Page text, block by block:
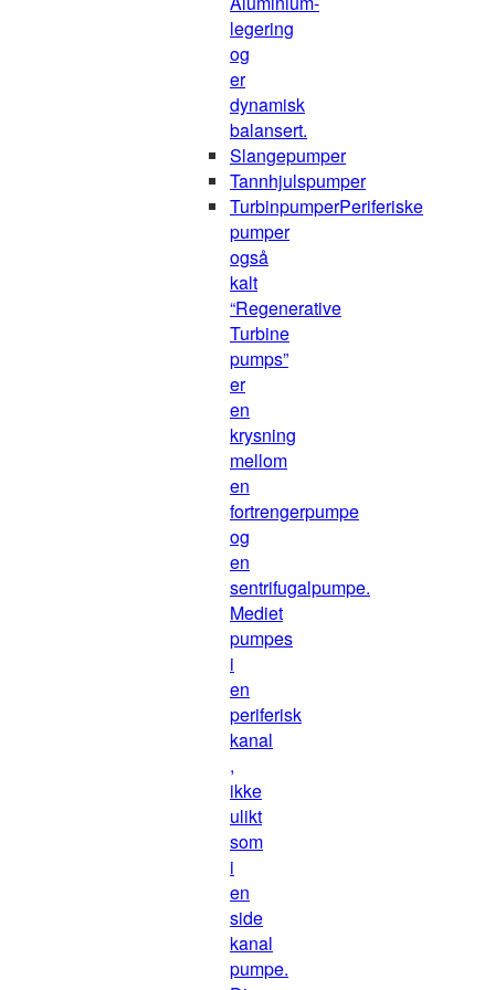
legering
og
er
dynamisk
balansert.
Slangepumper
Tannhjulspumper
TurbinpumperPeriferiske
pumper
også
kalt
“Regenerative
Turbine
pumps”
er
en
krysning
mellom
en
fortrengerpumpe
og
en
sentrifugalpumpe.
Mediet
pumpes
i
en
periferisk
kanal
,
ikke
ulikt
som
i
en
side
kanal
pumpe.